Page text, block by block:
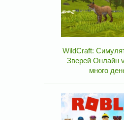
WildCraft:
Зверей Онлайн
много